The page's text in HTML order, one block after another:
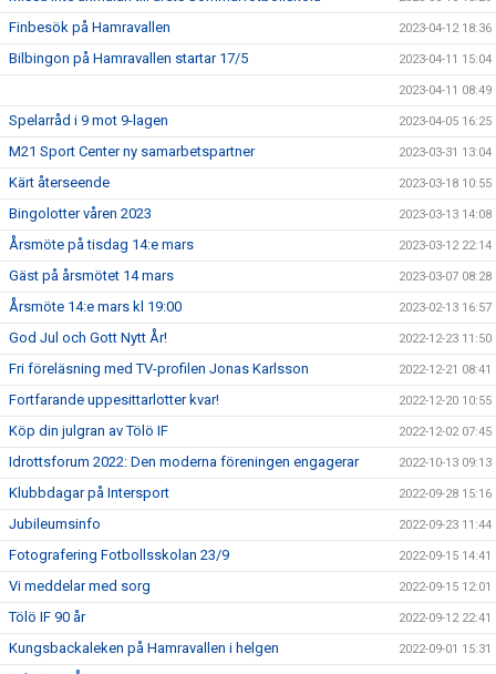
Finbesök på Hamravallen 2023-04-12 18:36
Bilbingon på Hamravallen startar 17/5 2023-04-11 15:04
2023-04-11 08:49
Spelarråd i 9 mot 9-lagen 2023-04-05 16:25
M21 Sport Center ny samarbetspartner 2023-03-31 13:04
Kärt återseende 2023-03-18 10:55
Bingolotter våren 2023 2023-03-13 14:08
Årsmöte på tisdag 14:e mars 2023-03-12 22:14
Gäst på årsmötet 14 mars 2023-03-07 08:28
Årsmöte 14:e mars kl 19:00 2023-02-13 16:57
God Jul och Gott Nytt År! 2022-12-23 11:50
Fri föreläsning med TV-profilen Jonas Karlsson 2022-12-21 08:41
Fortfarande uppesittarlotter kvar! 2022-12-20 10:55
Köp din julgran av Tölö IF 2022-12-02 07:45
Idrottsforum 2022: Den moderna föreningen engagerar 2022-10-13 09:13
Klubbdagar på Intersport 2022-09-28 15:16
Jubileumsinfo 2022-09-23 11:44
Fotografering Fotbollsskolan 23/9 2022-09-15 14:41
Vi meddelar med sorg 2022-09-15 12:01
Tölö IF 90 år 2022-09-12 22:41
Kungsbackaleken på Hamravallen i helgen 2022-09-01 15:31